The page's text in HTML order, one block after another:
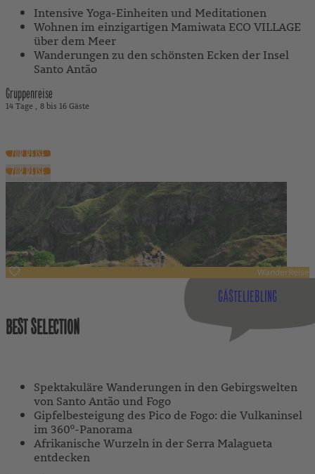
Intensive Yoga-Einheiten und Meditationen
Wohnen im einzigartigen Mamiwata ECO VILLAGE
über dem Meer
Wanderungen zu den schönsten Ecken der Insel
Santo Antão
Gruppenreise
14 Tage 8 bis 16 Gäste
ZUR REISE
ZUR REISE
GÄSTELIEBLING
WanderReise
BEST SELECTION
Spektakuläre Wanderungen in den Gebirgswelten
von Santo Antão und Fogo
Gipfelbesteigung des Pico de Fogo: die Vulkaninsel
im 360º-Panorama
Afrikanische Wurzeln in der Serra Malagueta
entdecken